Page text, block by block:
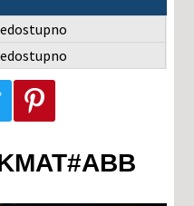
Podeli na Twitter-u Podeli na Pinterest-u